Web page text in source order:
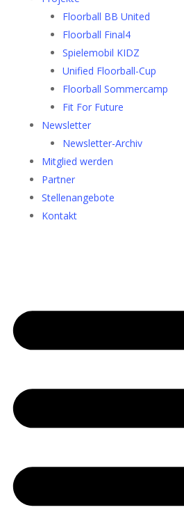
Floorball BB United
Floorball Final4
Spielemobil KIDZ
Unified Floorball-Cup
Floorball Sommercamp
Fit For Future
Newsletter
Newsletter-Archiv
Mitglied werden
Partner
Stellenangebote
Kontakt